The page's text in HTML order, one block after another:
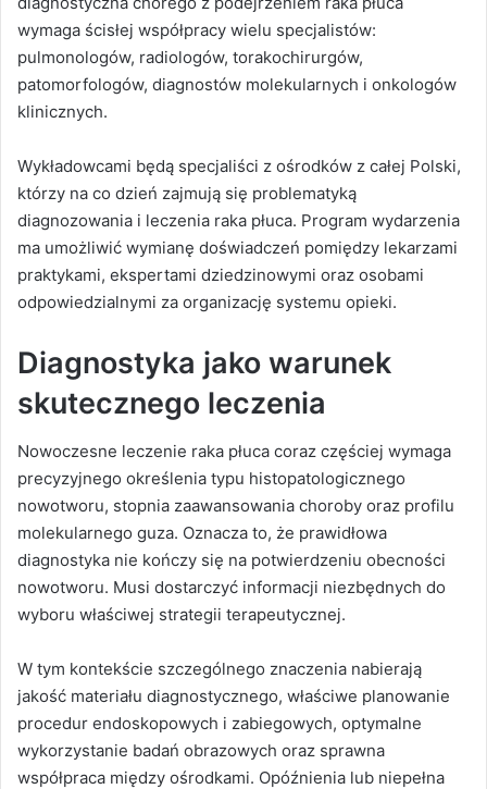
wymaga ścisłej współpracy wielu specjalistów:
pulmonologów, radiologów, torakochirurgów,
patomorfologów, diagnostów molekularnych i onkologów
klinicznych.
Wykładowcami będą specjaliści z ośrodków z całej Polski,
którzy na co dzień zajmują się problematyką
diagnozowania i leczenia raka płuca. Program wydarzenia
ma umożliwić wymianę doświadczeń pomiędzy lekarzami
praktykami, ekspertami dziedzinowymi oraz osobami
odpowiedzialnymi za organizację systemu opieki.
Diagnostyka jako warunek
skutecznego leczenia
Nowoczesne leczenie raka płuca coraz częściej wymaga
precyzyjnego określenia typu histopatologicznego
nowotworu, stopnia zaawansowania choroby oraz profilu
molekularnego guza. Oznacza to, że prawidłowa
diagnostyka nie kończy się na potwierdzeniu obecności
nowotworu. Musi dostarczyć informacji niezbędnych do
wyboru właściwej strategii terapeutycznej.
W tym kontekście szczególnego znaczenia nabierają
jakość materiału diagnostycznego, właściwe planowanie
procedur endoskopowych i zabiegowych, optymalne
wykorzystanie badań obrazowych oraz sprawna
współpraca między ośrodkami. Opóźnienia lub niepełna